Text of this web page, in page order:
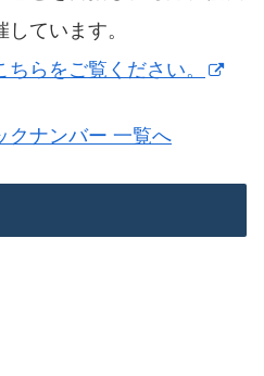
ています。
らをご覧ください。
クナンバー 一覧へ